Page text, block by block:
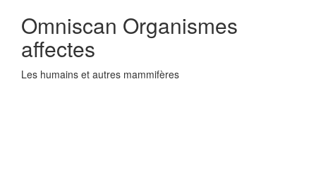
Omniscan Organismes
affectes
Les humains et autres mammifères